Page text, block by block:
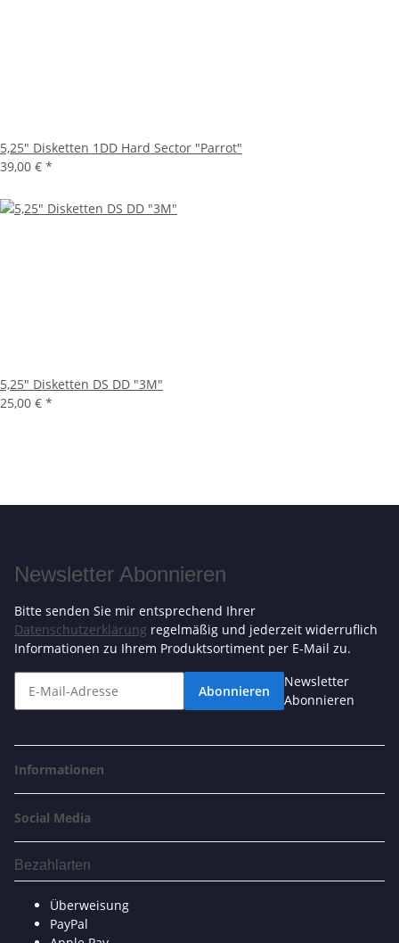
5,25" Disketten 1DD Hard Sector "Parrot"
39,00 € *
5,25" Disketten DS DD "3M"
25,00 € *
Newsletter Abonnieren
Bitte senden Sie mir entsprechend Ihrer
Datenschutzerklärung regelmäßig und jederzeit widerruflich
Informationen zu Ihrem Produktsortiment per E-Mail zu.
Abonnieren
Newsletter
Abonnieren
Informationen
Social Media
Bezahlarten
Überweisung
PayPal